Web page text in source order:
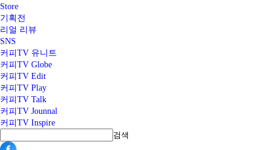
Store
기획전
리얼 리뷰
SNS
커피TV 유니트
커피TV Globe
커피TV Edit
커피TV Play
커피TV Talk
커피TV Jounnal
커피TV Inspire
검색